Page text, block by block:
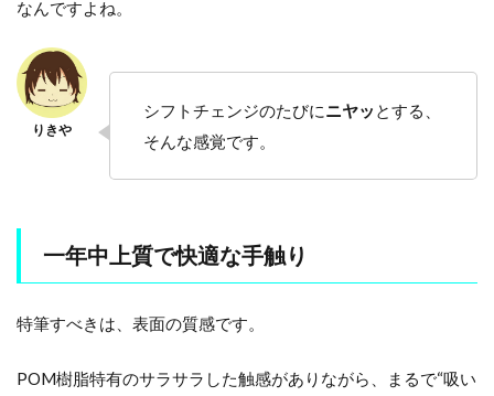
なんですよね。
シフトチェンジのたびにニヤッ とする、
そんな感覚です。
一年中上質で快適な手触り
特筆すべきは、表面の質感です。
POM樹脂特有のサラサラした触感がありながら、まるで“吸い